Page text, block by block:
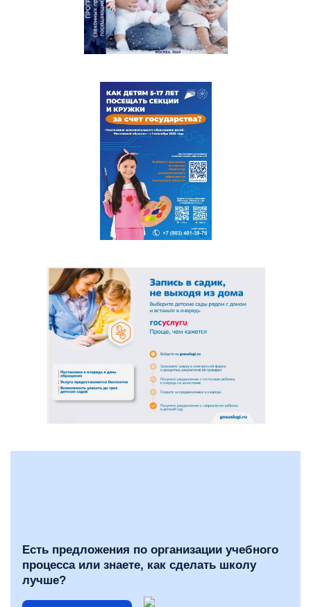
Есть предложения по организации учебного
процесса или знаете, как сделать школу
лучше?